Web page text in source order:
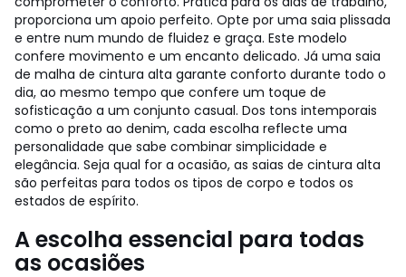
proporciona um apoio perfeito. Opte por uma saia plissada
e entre num mundo de fluidez e graça. Este modelo
confere movimento e um encanto delicado. Já uma saia
de malha de cintura alta garante conforto durante todo o
dia, ao mesmo tempo que confere um toque de
sofisticação a um conjunto casual. Dos tons intemporais
como o preto ao denim, cada escolha reflecte uma
personalidade que sabe combinar simplicidade e
elegância. Seja qual for a ocasião, as saias de cintura alta
são perfeitas para todos os tipos de corpo e todos os
estados de espírito.
A escolha essencial para todas
as ocasiões